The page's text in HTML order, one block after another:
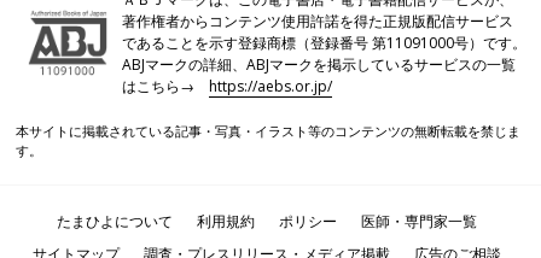
家族みんなで小春さんの誕生日をお祝い。
した。両親に会うことは、以前からの小春さんの希望でした。
くさんあって、ずっと対面を希望していたんです。
なおさんからは、私が乳児院に預けられたのは、母が病気で育て
著作権者からコンテンツ使用許諾を得た正規版配信サービス
であることを示す登録商標（登録番号 第11091000号）です。
ABJマークの詳細、ABJマークを掲示しているサービスの一覧
はこちら→https://aebs.or.jp/
本サイトに掲載されている記事・写真・イラスト等のコンテンツの無断転載を禁じま
す。
たまひよについて 利用規約 ポリシー
医師・専門家一覧